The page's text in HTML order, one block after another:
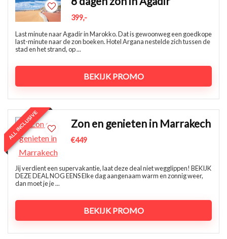
399,-
Last minute naar Agadir in Marokko. Dat is gewoonweg een goedkope
last-minute naar de zon boeken. Hotel Argana nestelde zich tussen de
stad en het strand, op ...
BEKIJK PROMO
ALL INCLUSIVE Zon en genieten in Marrakech
€449
Jij verdient een supervakantie, laat deze deal niet wegglippen! BEKIJK
DEZE DEAL NOG EENS Elke dag aangenaam warm en zonnig weer,
dan moet je je ...
BEKIJK PROMO